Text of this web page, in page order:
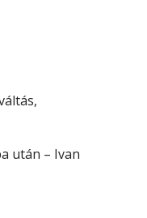
után – Ivan